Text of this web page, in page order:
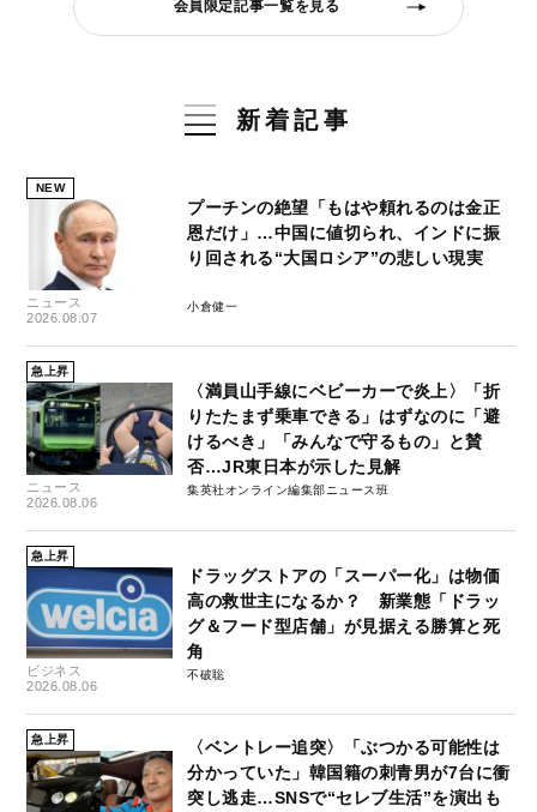
会員限定記事一覧を見る
新着記事
NEW
ニュース
2026.08.07
プーチンの絶望「もはや頼れるのは金正
恩だけ」…中国に値切られ、インドに振
り回される“大国ロシア”の悲しい現実
小倉健一
急上昇
ニュース
2026.08.06
〈満員山手線にベビーカーで炎上〉「折
りたたまず乗車できる」はずなのに「避
けるべき」「みんなで守るもの」と賛
否…JR東日本が示した見解
集英社オンライン編集部ニュース班
急上昇
ビジネス
2026.08.06
ドラッグストアの「スーパー化」は物価
高の救世主になるか？ 新業態「ドラッ
グ＆フード型店舗」が見据える勝算と死
角
不破聡
急上昇
〈ベントレー追突〉「ぶつかる可能性は
分かっていた」韓国籍の刺青男が7台に衝
突し逃走…SNSで“セレブ生活”を演出も